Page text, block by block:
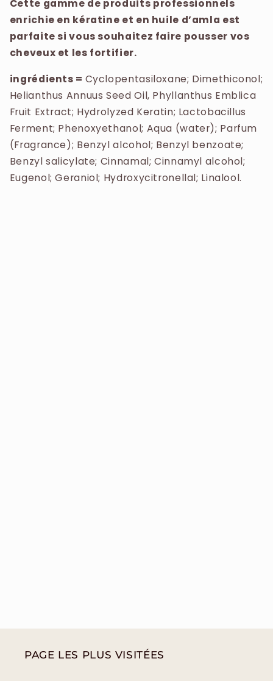
Cette gamme de produits professionnels
enrichie en kératine et en huile d’amla est
parfaite si vous souhaitez faire pousser vos
cheveux et les fortifier.
ingrédients = Cyclopentasiloxane; Dimethiconol;
Helianthus Annuus Seed Oil, Phyllanthus Emblica
Fruit Extract; Hydrolyzed Keratin; Lactobacillus
Ferment; Phenoxyethanol; Aqua (water); Parfum
(Fragrance); Benzyl alcohol; Benzyl benzoate;
Benzyl salicylate; Cinnamal; Cinnamyl alcohol;
Eugenol; Geraniol; Hydroxycitronellal; Linalool.
PAGE LES PLUS VISITÉES